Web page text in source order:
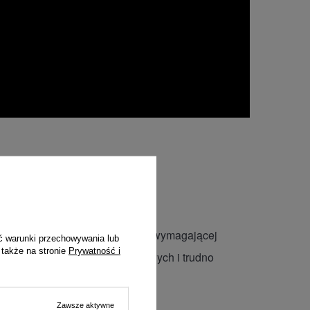
tak, aby sprostać najbardziej wymagającej
w najbardziej odległych i trudno
warunki przechowywania lub
na stronie Prywatność i
Zawsze aktywne